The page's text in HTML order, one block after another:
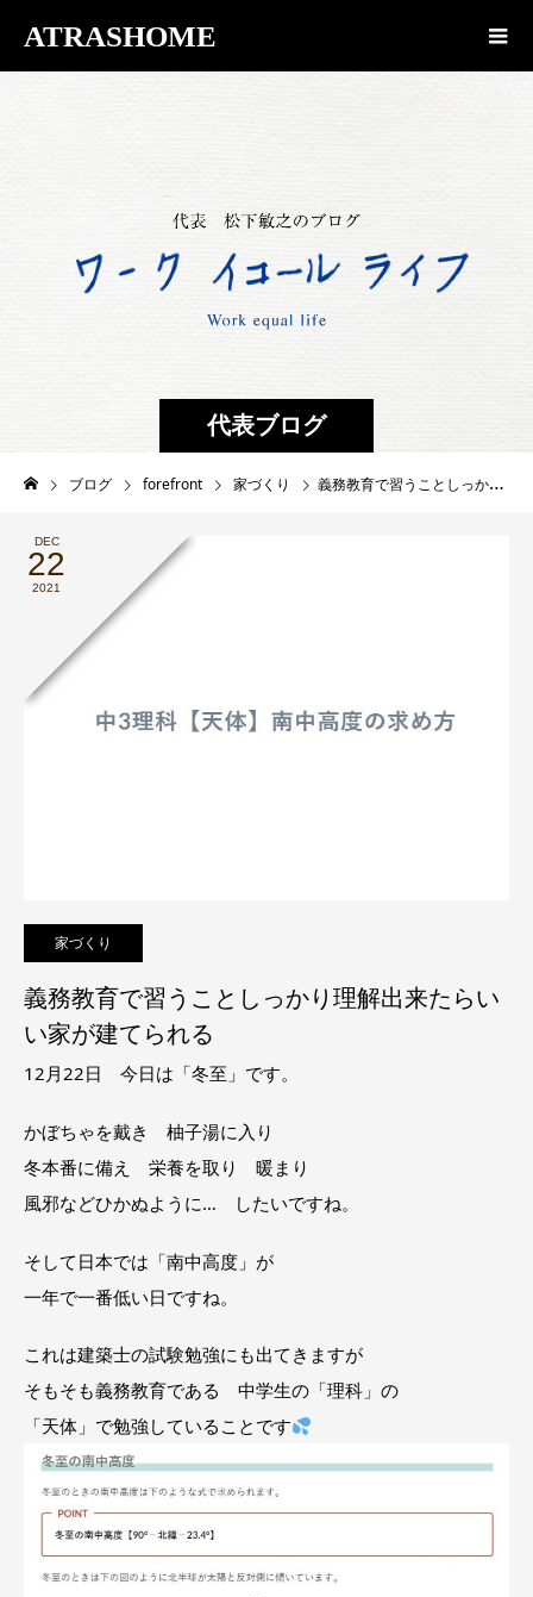
ATRASHOME
代表ブログ
ブログ forefront 家づくり 義務教育で習うことしっかり理解出来たらいい家が建てられる
DEC
22
2021
家づくり
義務教育で習うことしっかり理解出来たらい
い家が建てられる
12月22日 今日は「冬至」です。
かぼちゃを戴き 柚子湯に入り
冬本番に備え 栄養を取り 暖まり
風邪などひかぬように… したいですね。
そして日本では「南中高度」が
一年で一番低い日ですね。
これは建築士の試験勉強にも出てきますが
そもそも義務教育である 中学生の「理科」の
「天体」で勉強していることです